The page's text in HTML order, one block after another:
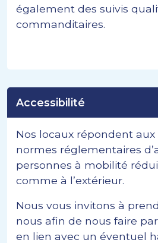
également des suivis
commanditaires.
Accessibilité
Nos locaux répondent aux
normes réglementaires
personnes à mobilité
comme à l’extérieur.
Nous vous invitons à
nous afin de nous faire
en lien avec un éventuel